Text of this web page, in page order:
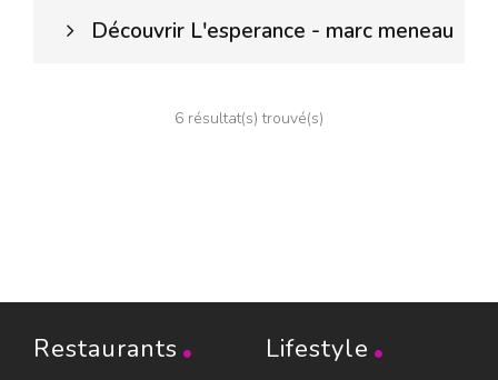
Découvrir L'esperance - marc meneau
6 résultat(s) trouvé(s)
Restaurants Lifestyle